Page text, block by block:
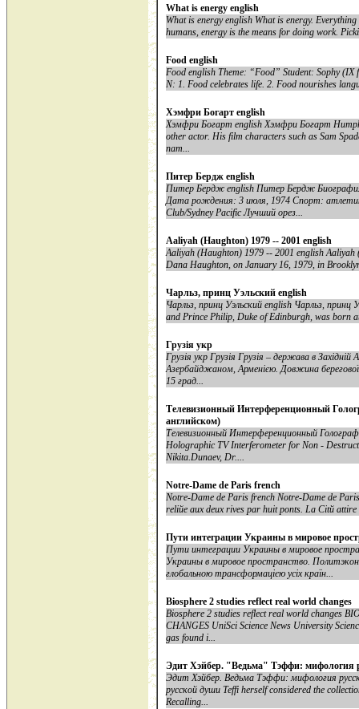
What is energy english
What is energy english What is energy.
humans, energy is the means for doing work.
Food english
Food english Theme: “Food” Student: Sophy
N: 1. Food celebrates life. 2. Food nourishes
Хэмфри Богарт english
Хэмфри Богарт english Хэмфри Богарт
other actor. His film characters such as Sam
nam...
Питер Бердж english
Питер Бердж english Питер Бердж
Дата рождения: 3 июля, 1974 Спорт:
Club/Sydney Pacific Лучший орез...
Aaliyah (Haughton) 1979 -- 2001 english
Aaliyah (Haughton) 1979 -- 2001 english
Dana Haughton, on January 16, 1979, in
Чарльз, принц Уэльский english
Чарльз, принц Уэльский english Чарльз, принц
and Prince Philip, Duke of Edinburgh, was born
Грузія укр
Грузія укр Грузія Грузія – держава в
Азербайджаном, Арменією. Довжина
15 град...
Телевизионный Интерференционный
английском)
Телевизионный Интерференционный
Holographic TV Interferometer for Non -
Nikita.Dunaev, Dr....
Notre-Dame de Paris french
Notre-Dame de Paris french Notre-Dame de
reliйe aux deux rives par huit ponts. La Citй
Пути интеграции Украины в мировое
Пути интеграции Украины в мировое
Украины в мировое пространство.
глобальною трансформацією усіх країн...
Biosphere 2 studies reflect real world changes
Biosphere 2 studies reflect real world changes
CHANGES UniSci Science News University
gas found i...
Эдит Хэйбер. "Ведьма" Тэффи: мифология
Эдит Хэйбер. Ведьма Тэффи: мифология
русской души Teffi herself considered the
Recalling...